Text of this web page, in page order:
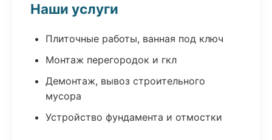
Наши услуги
Плиточные работы, ванная под ключ
Монтаж перегородок и гкл
Демонтаж, вывоз строительного
мусора
Устройство фундамента и отмостки